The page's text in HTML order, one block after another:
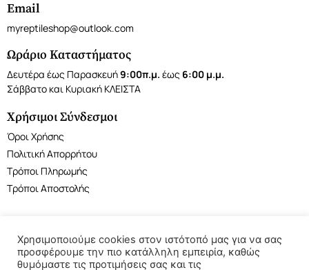
Email
myreptileshop@outlook.com
Ωράριο Καταστήματος
Δευτέρα έως Παρασκευή9:00π.μ. έως 6:00 μ.μ.
Σάββατο και Κυριακή ΚΛΕΙΣΤΑ
Χρήσιμοι Σύνδεσμοι
Όροι Χρήσης
Πολιτική Απορρήτου
Τρόποι Πληρωμής
Τρόποι Αποστολής
©2022 My Reptile Shop. All rights reserved.
Χρησιμοποιούμε cookies στον ιστότοπό μας για να σας
προσφέρουμε την πιο κατάλληλη εμπειρία, καθώς
θυμόμαστε τις προτιμήσεις σας και τις